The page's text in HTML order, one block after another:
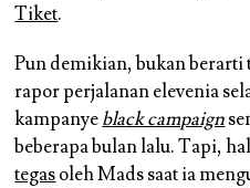
Tiket.
Pun demikian, bukan berarti
rapor perjalanan elevenia
kampanyeblack campaign
beberapa bulan lalu. Tapi,
tegasoleh Mads saat ia